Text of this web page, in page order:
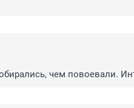
чем повоевали.